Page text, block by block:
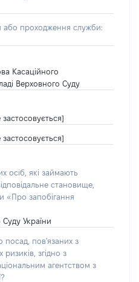
або проходження служби:
Касаційного
Верховного Суду
застосовується]
застосовується]
осіб, які займають
становище,
«Про запобігання
Суду України
посад, пов'язаних з
згідно з
агентством з